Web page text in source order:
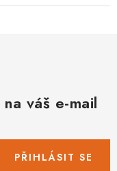
váš e-mail
PŘIHLÁSIT SE